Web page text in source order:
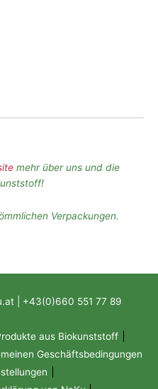
mehr über uns und die
Verpackungen.
| +43(0)660 551 77 89
aus Biokunststoff
Geschäftsbedingungen